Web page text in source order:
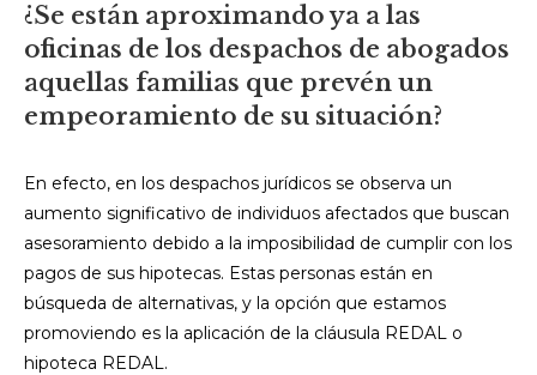
¿Se están aproximando ya a las
oficinas de los despachos de abogados
aquellas familias que prevén un
empeoramiento de su situación?
En efecto, en los despachos jurídicos se observa un
aumento significativo de individuos afectados que buscan
asesoramiento debido a la imposibilidad de cumplir con los
pagos de sus hipotecas. Estas personas están en
búsqueda de alternativas, y la opción que estamos
promoviendo es la aplicación de la cláusula REDAL o
hipoteca REDAL.